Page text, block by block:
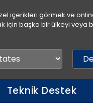
içerikleri görmek ve
için başka bir ülkeyi veya
Teknik Destek